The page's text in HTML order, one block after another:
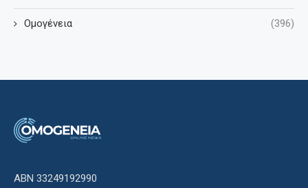
Ομογένεια (396)
ΑΒΝ 33249192990